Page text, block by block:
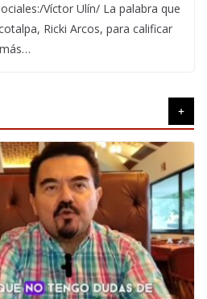
Víctor Ulín/ La palabra que
Ricki Arcos, para calificar
+